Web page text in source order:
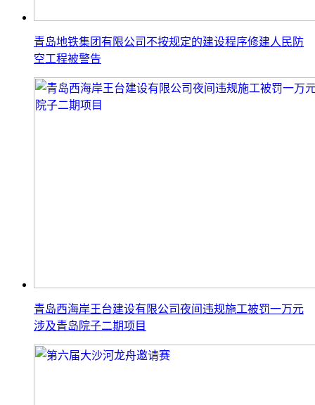
青岛地铁集团有限公司不按规定的建设程序修建人民防
空工程被警告
青岛西海岸王台建设有限公司夜间违规施工被罚一万元
涉及青岛院子二期项目